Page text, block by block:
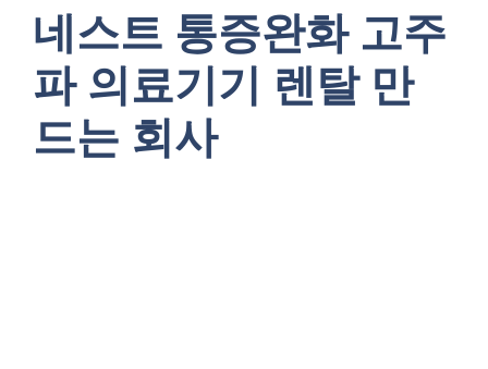
네스트 통증완화 고주
파 의료기기 렌탈 만
드는 회사